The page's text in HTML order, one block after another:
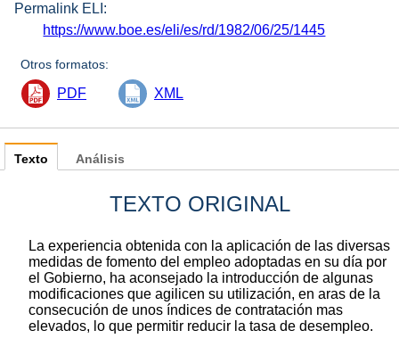
Permalink ELI:
https://www.boe.es/eli/es/rd/1982/06/25/1445
Otros formatos:
PDF XML
Texto
TEXTO ORIGINAL
La experiencia obtenida con la aplicación de las diversas
medidas de fomento del empleo adoptadas en su día por
el Gobierno, ha aconsejado la introducción de algunas
modificaciones que agilicen su utilización, en aras de la
consecución de unos índices de contratación mas
elevados, lo que permitir reducir la tasa de desempleo.
Análisis